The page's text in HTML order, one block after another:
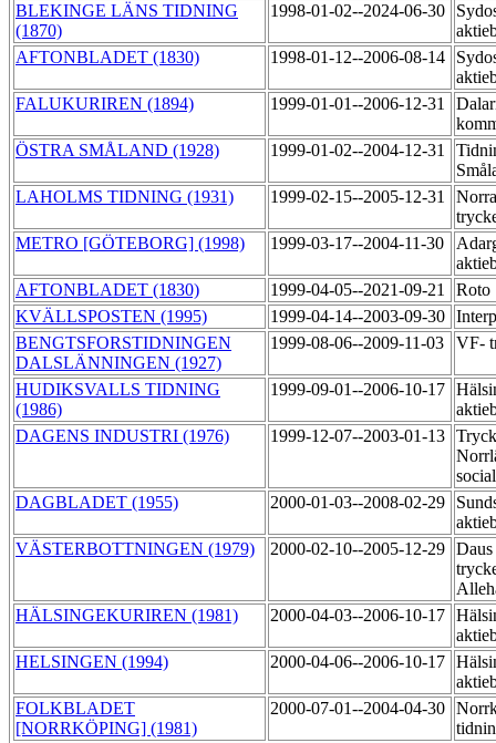
BLEKINGE LÄNS TIDNING
(1870)
1998-01-02--2024-06-30
AFTONBLADET (1830)
1998-01-12--2006-08-14
FALUKURIREN (1894)
1999-01-01--2006-12-31
ÖSTRA SMÅLAND (1928)
1999-01-02--2004-12-31
LAHOLMS TIDNING (1931)
1999-02-15--2005-12-31
METRO [GÖTEBORG] (1998)
1999-03-17--2004-11-30
AFTONBLADET (1830)
1999-04-05--2021-09-21
Roto
KVÄLLSPOSTEN (1995)
1999-04-14--2003-09-30
BENGTSFORSTIDNINGEN
DALSLÄNNINGEN (1927)
1999-08-06--2009-11-03 VF-
HUDIKSVALLS TIDNING
(1986)
1999-09-01--2006-10-17
DAGENS INDUSTRI (1976)
1999-12-07--2003-01-13
DAGBLADET (1955)
2000-01-03--2008-02-29
VÄSTERBOTTNINGEN (1979)
2000-02-10--2005-12-29 Daus
HÄLSINGEKURIREN (1981)
2000-04-03--2006-10-17
HELSINGEN (1994)
2000-04-06--2006-10-17
FOLKBLADET
[NORRKÖPING] (1981)
2000-07-01--2004-04-30